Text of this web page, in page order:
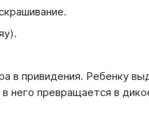
в привидения. Ребенку
него превращается в